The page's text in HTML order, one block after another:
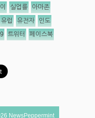
실업률 아마존
유럽 유전자 인도
트위터 페이스북
NewsPeppermint